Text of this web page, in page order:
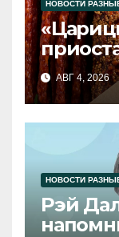
НОВОСТИ
АВГ 4, 2026
НОВОСТИ
Рэй